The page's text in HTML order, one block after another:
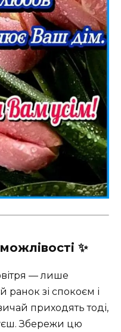
✨
— лише
ранок зі спокоєм і
приходять тоді,
Збережи цю